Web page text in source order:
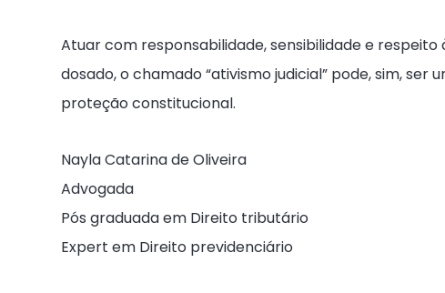
Atuar com responsabilidade, sensibilidade e respeito
dosado, o chamado “ativismo judicial” pode, sim,
proteção constitucional.
Nayla Catarina de Oliveira
Advogada
Pós graduada em Direito tributário
Expert em Direito previdenciário